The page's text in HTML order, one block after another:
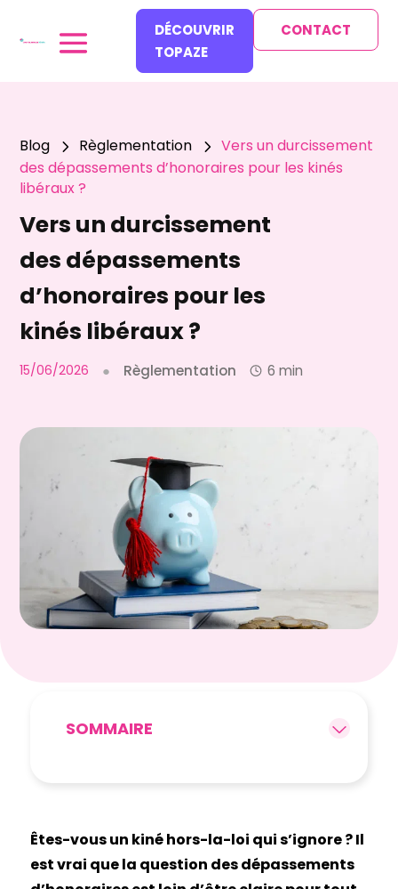
DÉCOUVRIR
TOPAZE
CONTACT
Blog 5 Règlementation 5 Vers un durcissement
des dépassements d’honoraires pour les kinés
libéraux ?
Vers un durcissement
des dépassements
d’honoraires pour les
kinés libéraux ?
15/06/2026 ● Règlementation 6 min
SOMMAIRE
Êtes-vous un kiné hors-la-loi qui s’ignore ? Il
est vrai que la question des dépassements